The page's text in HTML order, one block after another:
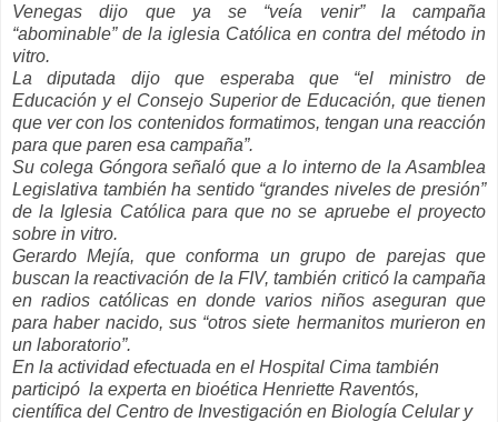
Venegas dijo que ya se “veía venir” la campaña
“abominable” de la iglesia Católica en contra del método in
vitro.
La diputada dijo que esperaba que “el ministro de
Educación y el Consejo Superior de Educación, que tienen
que ver con los contenidos formatimos, tengan una reacción
para que paren esa campaña”.
Su colega Góngora señaló que a lo interno de la Asamblea
Legislativa también ha sentido “grandes niveles de presión”
de la Iglesia Católica para que no se apruebe el proyecto
sobre in vitro.
Gerardo Mejía, que conforma un grupo de parejas que
buscan la reactivación de la FIV, también criticó la campaña
en radios católicas en donde varios niños aseguran que
para haber nacido, sus “otros siete hermanitos murieron en
un laboratorio”.
En la actividad efectuada en el Hospital Cima también
participó la experta en bioética Henriette Raventós,
científica del Centro de Investigación en Biología Celular y